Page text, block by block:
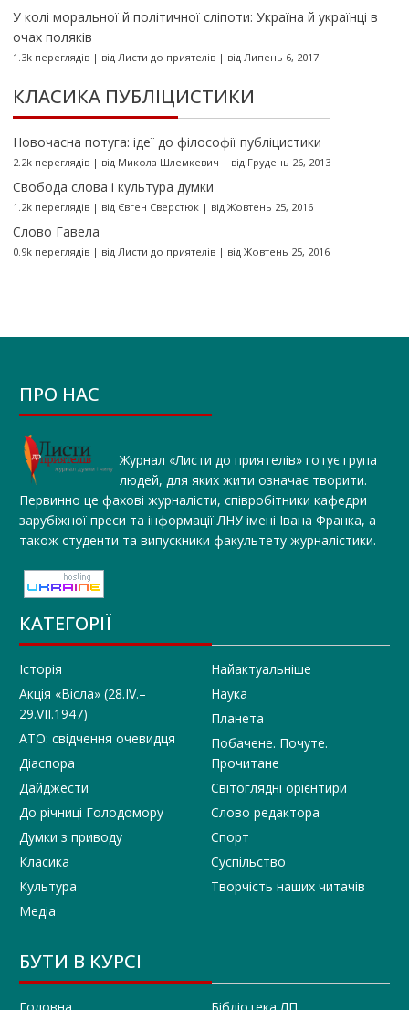
У колі моральної й політичної сліпоти: Україна й українці в
очах поляків
1.3k переглядів| від Листи до приятелів| від Липень 6, 2017
КЛАСИКА ПУБЛІЦИСТИКИ
Новочасна потуга: ідеї до філософії публіцистики
2.2k переглядів| від Микола Шлемкевич | від Грудень 26, 2013
Свобода слова і культура думки
1.2k переглядів| від Євген Сверстюк| від Жовтень 25, 2016
Слово Гавела
0.9k переглядів| від Листи до приятелів| від Жовтень 25, 2016
ПРО НАС
Журнал «Листи до приятелів» готує група
людей, для яких жити означає творити.
Первинно це фахові журналісти, співробітники кафедри
зарубіжної преси та інформації ЛНУ імені Івана Франка, а
також студенти та випускники факультету журналістики.
КАТЕГОРІЇ
Історія
Акція «Вісла» (28.IV.–
29.VII.1947)
АТО: свідчення очевидця
Діаспора
Дайджести
До річниці Голодомору
Думки з приводу
Класика
Культура
Медіа
Найактуальніше
Наука
Планета
Побачене. Почуте.
Прочитане
Світоглядні орієнтири
Слово редактора
Спорт
Суспільство
Творчість наших читачів
БУТИ В КУРСІ